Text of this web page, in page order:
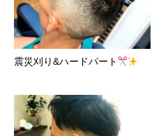
震災刈り&ハードパート